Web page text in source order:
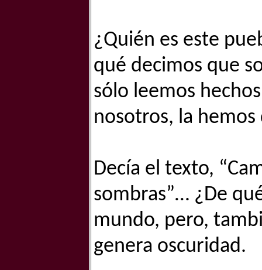
¿Quién es este
qué decimos que
sólo leemos
nosotros, la
Decía el texto,
sombras”… ¿De
mundo, pero,
genera oscuridad.